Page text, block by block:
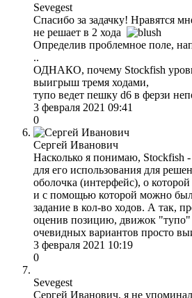
Sevegest
Cпасибо за задачку! Нравятся
не решает в 2 хода
Определив проблемное поле,
..
ОДНАКО, почему Stockfish
выигрыш тремя ходами,
тупо ведет пешку d6 в ферзи
3 февраля 2021 09:41
0
Сергей Иванович
Насколько я понимаю, Stockfish
для его использования для
оболочка (интерфейс), о
и с помощью которой можно
задание в кол-во ходов. А так,
оценив позицию, движок "тупо"
очевидных вариантов просто
3 февраля 2021 10:19
0
Sevegest
Сергей Иванович, я не